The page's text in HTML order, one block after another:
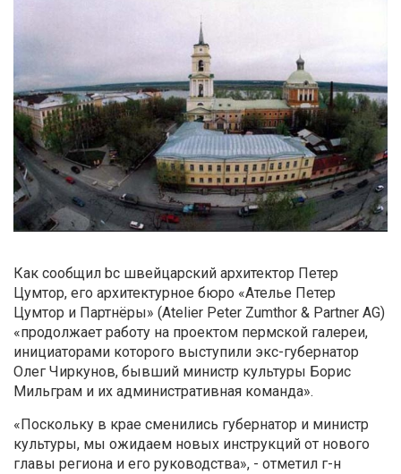
Как сообщил bc швейцарский архитектор Петер
Цумтор, его архитектурное бюро «Ателье Петер
Цумтор и Партнёры» (Atelier Peter Zumthor & Partner AG)
«продолжает работу на проектом пермской галереи,
инициаторами которого выступили экс-губернатор
Олег Чиркунов, бывший министр культуры Борис
Мильграм и их административная команда».
«Поскольку в крае сменились губернатор и министр
культуры, мы ожидаем новых инструкций от нового
главы региона и его руководства», - отметил г-н